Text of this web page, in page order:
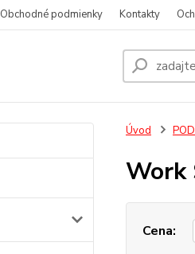
Obchodné podmienky Kontakty
Úvod
Cena: